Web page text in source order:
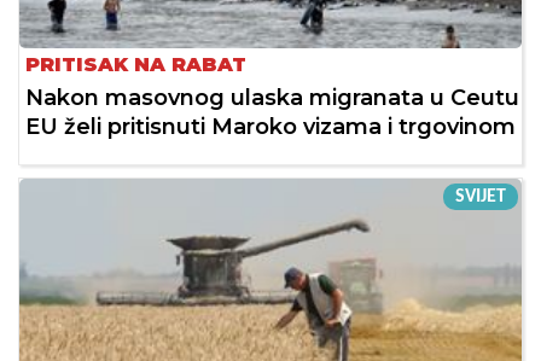
PRITISAK NA RABAT
Nakon masovnog ulaska migranata u Ceutu
EU želi pritisnuti Maroko vizama i trgovinom
SVIJET